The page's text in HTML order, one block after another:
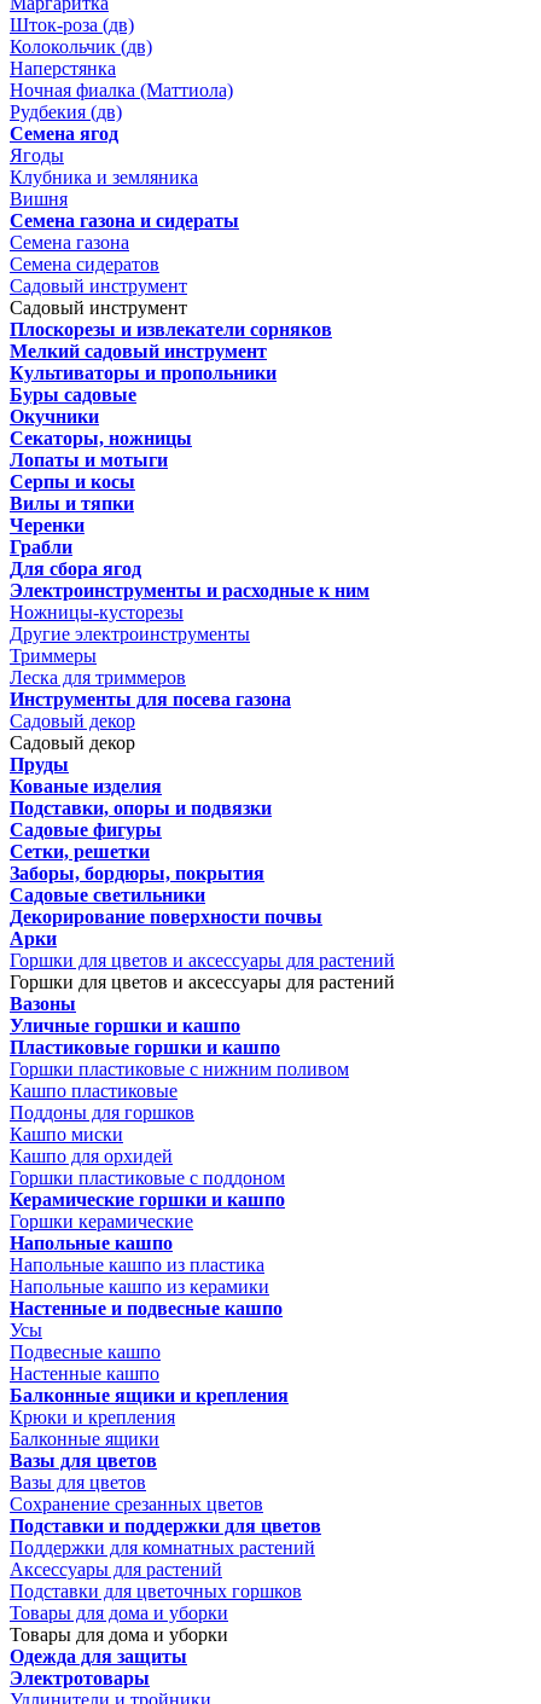
Шток-роза (дв)
Колокольчик (дв)
Наперстянка
Ночная фиалка (Маттиола)
Рудбекия (дв)
Семена ягод
Ягоды
Клубника и земляника
Вишня
Семена газона и сидераты
Семена газона
Семена сидератов
Садовый инструмент
Садовый инструмент
Плоскорезы и извлекатели сорняков
Мелкий садовый инструмент
Культиваторы и пропольники
Буры садовые
Окучники
Секаторы, ножницы
Лопаты и мотыги
Серпы и косы
Вилы и тяпки
Черенки
Грабли
Для сбора ягод
Электроинструменты и расходные к ним
Ножницы-кусторезы
Другие электроинструменты
Триммеры
Леска для триммеров
Инструменты для посева газона
Садовый декор
Садовый декор
Пруды
Кованые изделия
Подставки, опоры и подвязки
Садовые фигуры
Сетки, решетки
Заборы, бордюры, покрытия
Садовые светильники
Декорирование поверхности почвы
Арки
Горшки для цветов и аксессуары для растений
Горшки для цветов и аксессуары для растений
Вазоны
Уличные горшки и кашпо
Пластиковые горшки и кашпо
Горшки пластиковые с нижним поливом
Кашпо пластиковые
Поддоны для горшков
Кашпо миски
Кашпо для орхидей
Горшки пластиковые с поддоном
Керамические горшки и кашпо
Горшки керамические
Напольные кашпо
Напольные кашпо из пластика
Напольные кашпо из керамики
Настенные и подвесные кашпо
Усы
Подвесные кашпо
Настенные кашпо
Балконные ящики и крепления
Крюки и крепления
Балконные ящики
Вазы для цветов
Вазы для цветов
Сохранение срезанных цветов
Подставки и поддержки для цветов
Поддержки для комнатных растений
Аксессуары для растений
Подставки для цветочных горшков
Товары для дома и уборки
Товары для дома и уборки
Одежда для защиты
Электротовары
Удлинители и тройники